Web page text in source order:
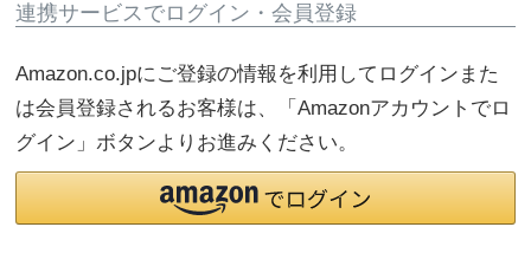
連携サービスでログイン・会員登録
Amazon.co.jpにご登録の情報を利用してログインまた
は会員登録されるお客様は、「Amazonアカウントでロ
グイン」ボタンよりお進みください。